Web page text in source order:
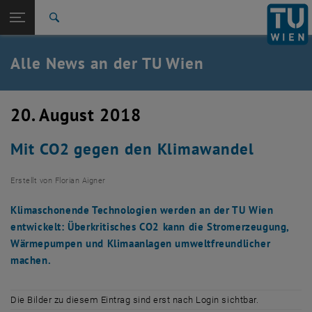
TU Login
Quicklinks
Quicklinks-Menü umschalten
Studium
Karriere
Zurück: Subseiten von TU Wien Startseite auflisten
Zurück zur letzten Ebene:
TU Wien Startseite
Übersicht
Alle News an der TU Wien
20. August 2018
Mit CO2 gegen den Klimawandel
Erstellt von Florian Aigner
Klimaschonende Technologien werden an der TU Wien
entwickelt: Überkritisches CO2 kann die Stromerzeugung,
Wärmepumpen und Klimaanlagen umweltfreundlicher
machen.
Die Bilder zu diesem Eintrag sind erst nach Login sichtbar.